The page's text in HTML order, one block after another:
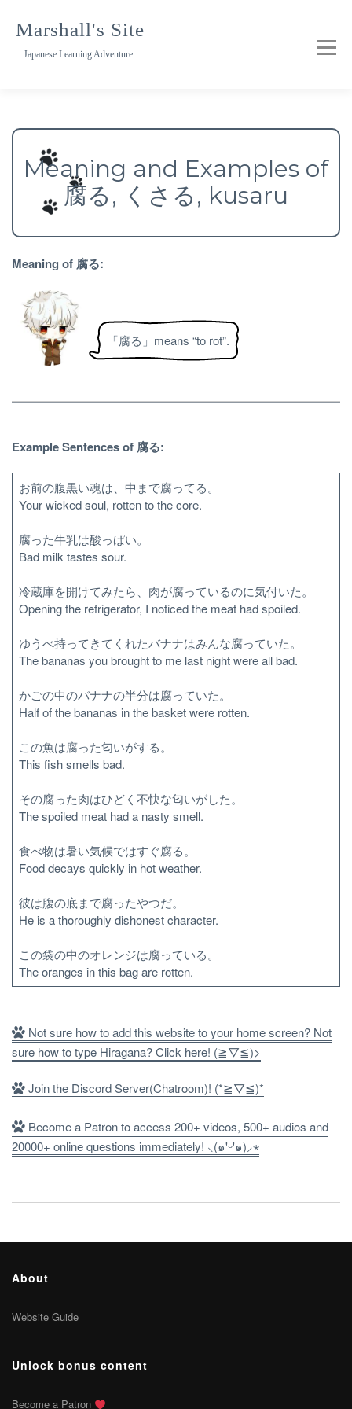
Marshall's Site
Japanese Learning Adventure
Meaning and Examples of
腐る, くさる, kusaru
Meaning of 腐る:
「腐る」means “to rot”.
Example Sentences of 腐る:
お前の腹黒い魂は、中まで腐ってる。
Your wicked soul, rotten to the core.
腐った牛乳は酸っぱい。
Bad milk tastes sour.
冷蔵庫を開けてみたら、肉が腐っているのに気付いた。
Opening the refrigerator, I noticed the meat had spoiled.
ゆうべ持ってきてくれたバナナはみんな腐っていた。
The bananas you brought to me last night were all bad.
かごの中のバナナの半分は腐っていた。
Half of the bananas in the basket were rotten.
この魚は腐った匂いがする。
This fish smells bad.
その腐った肉はひどく不快な匂いがした。
The spoiled meat had a nasty smell.
食べ物は暑い気候ではすぐ腐る。
Food decays quickly in hot weather.
彼は腹の底まで腐ったやつだ。
He is a thoroughly dishonest character.
この袋の中のオレンジは腐っている。
The oranges in this bag are rotten.
Not sure how to add this website to your home screen? Not
sure how to type Hiragana? Click here! (≧▽≦)>
Join the Discord Server(Chatroom)! (*≧▽≦)*
Become a Patron to access 200+ videos, 500+ audios and
20000+ online questions immediately! ⸜(๑'ᵕ'๑)⸝⋆
About
Website Guide
Unlock bonus content
Become a Patron